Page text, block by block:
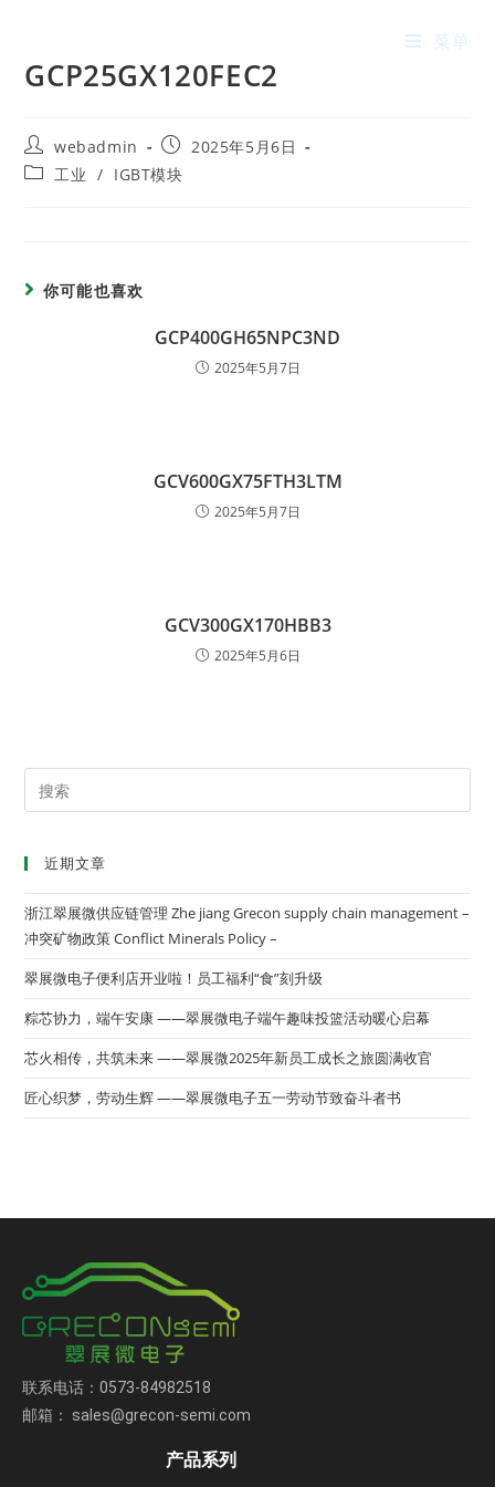
菜单
GCP25GX120FEC2
webadmin
2025年5月6日
工业 / IGBT模块
你可能也喜欢
GCP400GH65NPC3ND
2025年5月7日
GCV600GX75FTH3LTM
2025年5月7日
GCV300GX170HBB3
2025年5月6日
近期文章
浙江翠展微供应链管理 Zhe jiang Grecon supply chain management –
冲突矿物政策 Conflict Minerals Policy –
翠展微电子便利店开业啦！员工福利“食”刻升级
粽芯协力，端午安康 ——翠展微电子端午趣味投篮活动暖心启幕
芯火相传，共筑未来 ——翠展微2025年新员工成长之旅圆满收官
匠心织梦，劳动生辉 ——翠展微电子五一劳动节致奋斗者书
联系电话：0573-84982518
邮箱： sales@grecon-semi.com
产品系列